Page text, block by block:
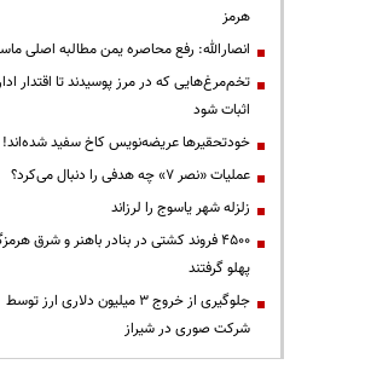
هرمز
انصارالله: رفع محاصره یمن مطالبه اصلی
تخم‌مرغ‌هایی که در مرز پوسیدند تا اقتدار
اثبات شود
خودتحقیرها عریضه‌نویس کاخ سفید شده‌اند!
عملیات «نصر ۷» چه هدفی را دنبال می‌کرد؟
زلزله شهر یاسوج را لرزاند
۴۵۰۰ فروند کشتی در بنادر باهنر و شرق
پهلو گرفتند
جلوگیری از خروج ۳ میلیون دلاری ارز توسط
شرکت صوری در شیراز